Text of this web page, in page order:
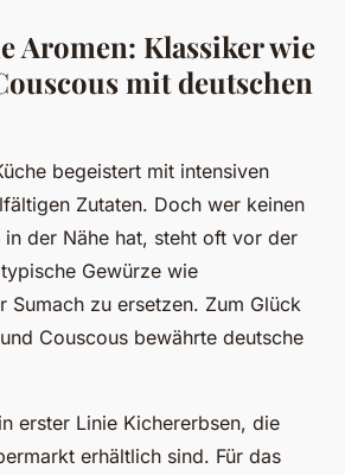
Aromen: Klassiker wie
mit deutschen
begeistert mit intensiven
Zutaten. Doch wer keinen
in der Nähe hat, steht oft vor der
Gewürze wie
Sumach zu ersetzen. Zum Glück
Couscous bewährte deutsche
erster Linie Kichererbsen, die
erhältlich sind. Für das